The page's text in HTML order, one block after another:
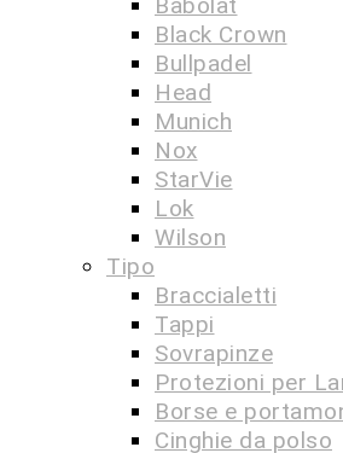
Black Crown
Bullpadel
Head
Munich
Nox
StarVie
Lok
Wilson
Tipo
Braccialetti
Tappi
Sovrapinze
Protezioni per
Borse e
Cinghie da polso